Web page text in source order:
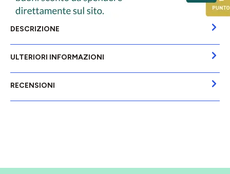
DESCRIZIONE
ULTERIORI INFORMAZIONI
RECENSIONI